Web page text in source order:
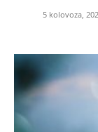
5 kolovoza,